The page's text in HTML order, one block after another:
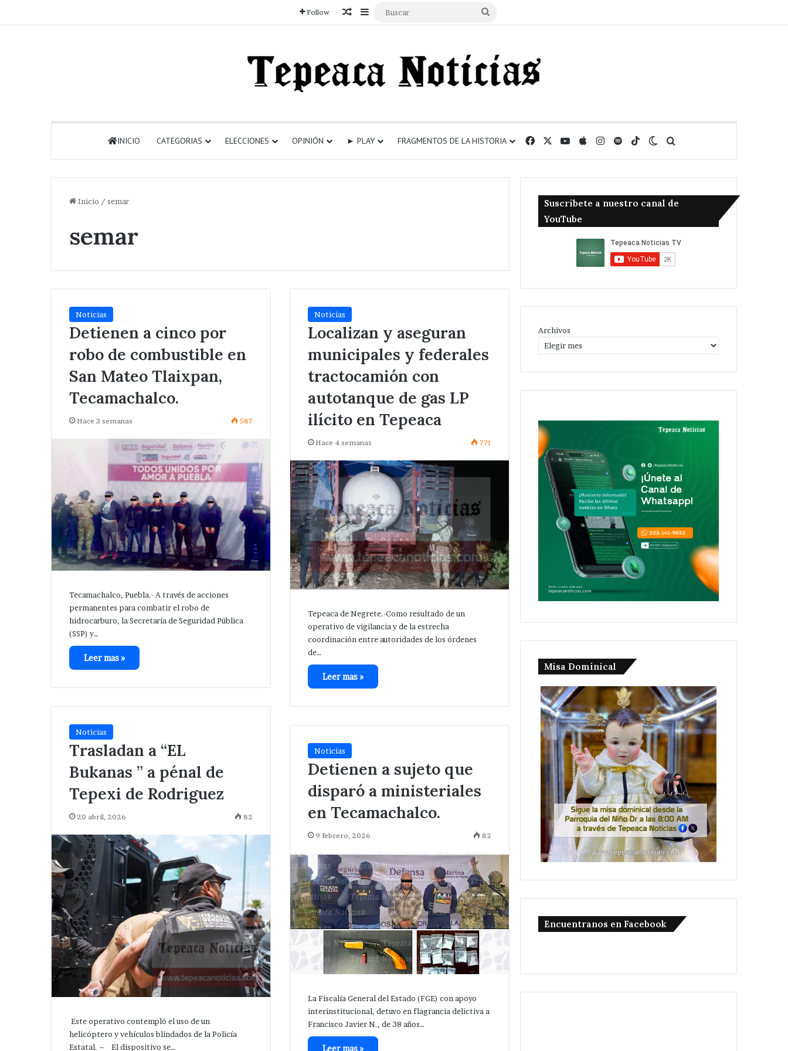
Follow Articulo aleatorio
Sidebar
INICIO CATEGORIAS ELECCIONES OPINIÓN ► PLAY FRAGMENTOS DE LA HISTORIA FacebookYouTube
AppleInstagram
SpotifyTikTokSwitch skin
Inicio / semar
semar
Noticias
Detienen a cinco por
robo de combustible en
San Mateo Tlaixpan,
Tecamachalco.
Hace 3 semanas 587
Tecamachalco, Puebla.- A través de acciones
permanentes para combatir el robo de
hidrocarburo, la Secretaría de Seguridad Pública
(SSP) y…
Leer mas »
Noticias
Localizan y aseguran
municipales y federales
tractocamión con
autotanque de gas LP
ilícito en Tepeaca
Hace 4 semanas 771
Tepeaca de Negrete.-Como resultado de un
operativo de vigilancia y de la estrecha
coordinación entre autoridades de los órdenes
de…
Leer mas »
Noticias
Trasladan a “EL
Bukanas ” a pénal de
Tepexi de Rodriguez
20 abril, 2026 82
Este operativo contempló el uso de un
helicóptero y vehículos blindados de la Policía
Estatal. – El dispositivo se…
Noticias
Detienen a sujeto que
disparó a ministeriales
en Tecamachalco.
9 febrero, 2026 82
La Fiscalía General del Estado (FGE) con apoyo
interinstitucional, detuvo en flagrancia delictiva a
Francisco Javier N., de 38 años…
Leer mas »
Suscribete a nuestro canal de
YouTube
Archivos
Misa Dominical
Encuentranos en Facebook